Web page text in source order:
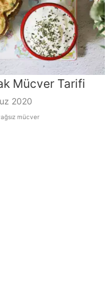
Mücver Tarifi
2020
mücver